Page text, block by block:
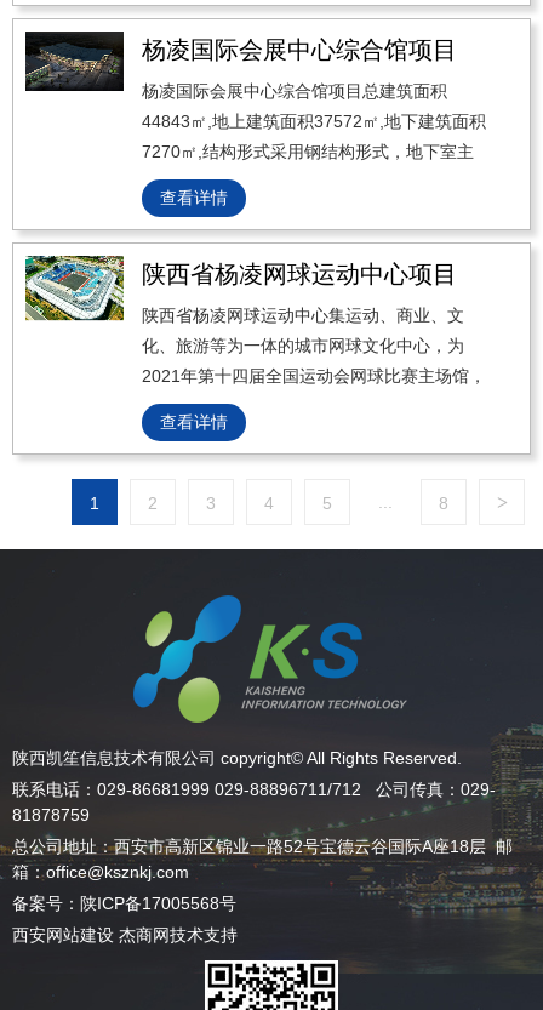
集发展，打造西安市产业发展一流的信息化研
发生产平台、商务贸易平台和服务共享平台，
参与重大技术研发、科学技术推广、企业重
组、人才培养、成果转化等工作，建设成为西
安市战略性新兴产业（新一代信息技术）示范
杨凌国际会展中心综合馆项目
杨凌国际会展中心综合馆项目总建筑面积
44843㎡,地上建筑面积37572㎡,地下建筑面积
7270㎡,结构形式采用钢结构形式，地下室主
要功能为停车库、设备用房；总车位数131
个，其中地下97个，地上34个，设计标准展位
数751个。
查看详情
陕西省杨凌网球运动中心项目
陕西省杨凌网球运动中心集运动、商业、文
化、旅游等为一体的城市网球文化中心，为
2021年第十四届全国运动会网球比赛主场馆，
总用地面积96667平方米，总建筑面积
34917.6平方米，能够满足国际A级网球赛事的
分利用和整合现有资源，为陕西省网球队训练
查看详情
1 2 3 4 5 8 >
陕西凯笙信息技术有限公司 copyright© All Rights Reserved.
联系电话：029-86681999 029-88896711/712 公司传真：029-
81878759
总公司地址：西安市高新区锦业一路52号宝德云谷国际A座18层 邮
箱：office@ksznkj.com
备案号：陕ICP备17005568号
西安网站建设 杰商网技术支持